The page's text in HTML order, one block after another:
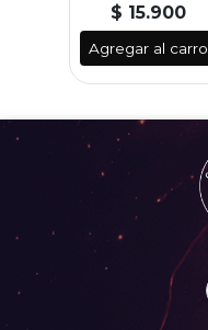
$ 15.900
Agregar al carro